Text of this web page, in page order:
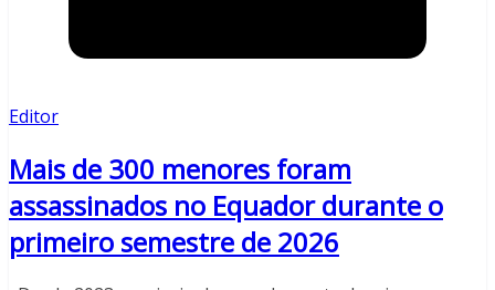
Editor
Mais de 300 menores foram
assassinados no Equador durante o
primeiro semestre de 2026